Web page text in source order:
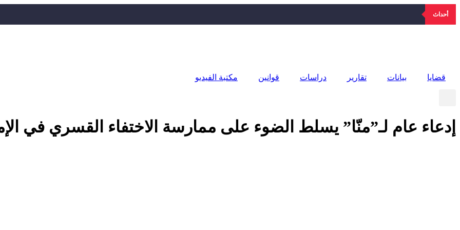
Skip
content
أحداث
قضايا بيانات تقارير دراسات قوانين مكتبة الفيديو
إدعاء عام لـ”منّا” يسلط الضوء على ممارسة الاختفاء القسري في